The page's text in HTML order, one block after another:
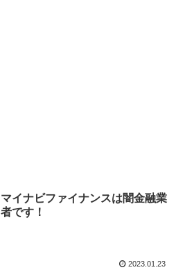
マイナビファイナンスは闇金融業
者です！
2023.01.23